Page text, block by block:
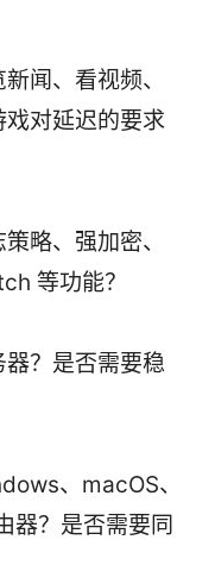
闻、看视频、
对延迟的要求
略、强加密、
等功能？
？是否需要稳
、macOS、
器？是否需要同